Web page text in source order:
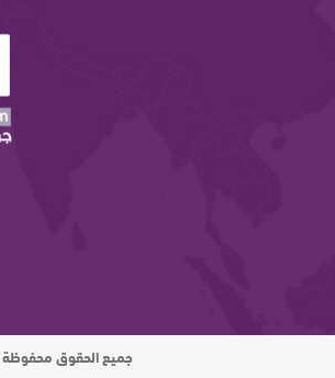
جميع الحقوق محفوظة 2026 © / عدد الزوار اليومي : 15 ألف